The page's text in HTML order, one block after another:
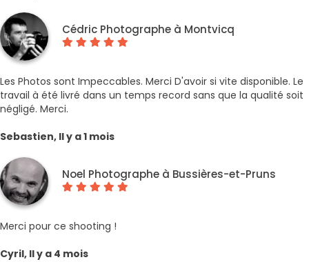
Cédric Photographe à Montvicq
Les Photos sont Impeccables. Merci D'avoir si vite disponible. Le
travail à été livré dans un temps record sans que la qualité soit
négligé. Merci.
Sebastien, Il y a 1 mois
Noel Photographe à Bussières-et-Pruns
Merci pour ce shooting !
Cyril, Il y a 4 mois